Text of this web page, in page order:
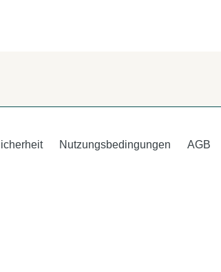
Nutzungsbedingungen AGB